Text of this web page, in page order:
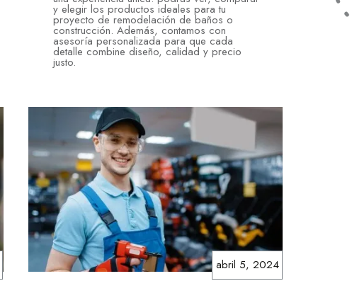
y elegir los productos ideales para tu
proyecto de remodelación de baños o
construcción. Además, contamos con
asesoría personalizada para que cada
detalle combine diseño, calidad y precio
justo.
abril 5, 2024